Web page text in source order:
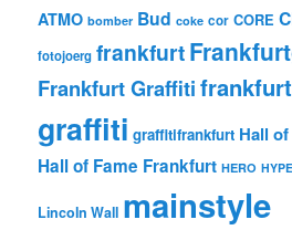
ATMO bomber Bud coke cor CORE
fotojoerg frankfurt
Frankfurt Graffiti
graffiti graffitifrankfurt Hall
Hall of Fame Frankfurt HERO HYPE
Lincoln Wall mainstyle